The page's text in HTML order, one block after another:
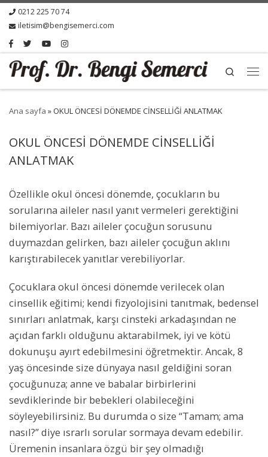
0212 225 70 74
iletisim@bengisemerci.com
Search
Ana sayfa »OKUL ÖNCESİ DÖNEMDE CİNSELLİĞİ ANLATMAK
OKUL ÖNCESİ DÖNEMDE CİNSELLİĞİ
ANLATMAK
Özellikle okul öncesi dönemde, çocukların bu
sorularına aileler nasıl yanıt vermeleri gerektiğini
bilemiyorlar. Bazı aileler çocuğun sorusunu
duymazdan gelirken, bazı aileler çocuğun aklını
karıştırabilecek yanıtlar verebiliyorlar.
Çocuklara okul öncesi dönemde verilecek olan
cinsellik eğitimi; kendi fizyolojisini tanıtmak, bedensel
sınırları anlatmak, karşı cinsteki arkadaşından ne
açıdan farklı olduğunu aktarabilmek, iyi ve kötü
dokunuşu ayırt edebilmesini öğretmektir. Ancak, 8
yaş öncesinde size dünyaya nasıl geldiğini soran
çocuğunuza; anne ve babalar birbirlerini
sevdiklerinde bir bebekleri olabileceğini
söyleyebilirsiniz. Bu durumda o size “Tamam; ama
nasıl?” diye ısrarlı sorular sormaya devam edebilir.
Üremenin insanlara özgü bir şey olmadığı